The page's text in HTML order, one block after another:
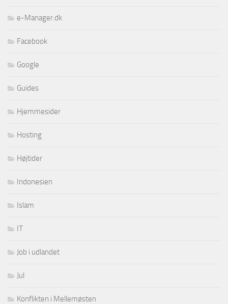
e-Manager.dk
Facebook
Google
Guides
Hjemmesider
Hosting
Højtider
Indonesien
Islam
IT
Job i udlandet
Jul
Konflikten i Mellemøsten